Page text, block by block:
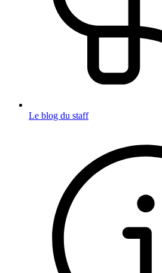
Le blog du staff